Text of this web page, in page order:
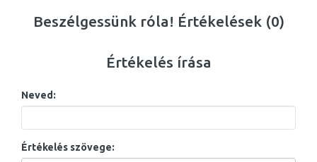
Beszélgessünk róla! Értékelések (0)
Értékelés írása
Neved:
Értékelés szövege: